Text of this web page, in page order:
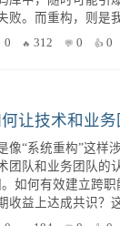
0 395 0 0
弈：一次真实的项目重
常会听到“技术债
库中，随时可能引
败。而重构，则是
0 312 0 0